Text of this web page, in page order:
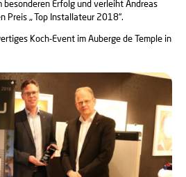
besonderen Erfolg und verleiht Andreas
Preis „ Top Installateur 2018“.
Koch-Event im Auberge de Temple in